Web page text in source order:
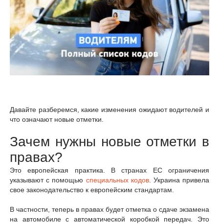
Давайте разберемся, какие изменения ожидают водителей и
что означают новые отметки.
Зачем нужны новые отметки в
правах?
Это европейская практика. В странах ЕС ограничения
указывают с помощью специальных кодов. Украина привела
свое законодательство к европейским стандартам.
В частности, теперь в правах будет отметка о сдаче экзамена
на автомобиле с автоматической коробкой передач. Это